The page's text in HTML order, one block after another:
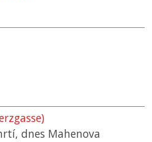
dnes Mahenova